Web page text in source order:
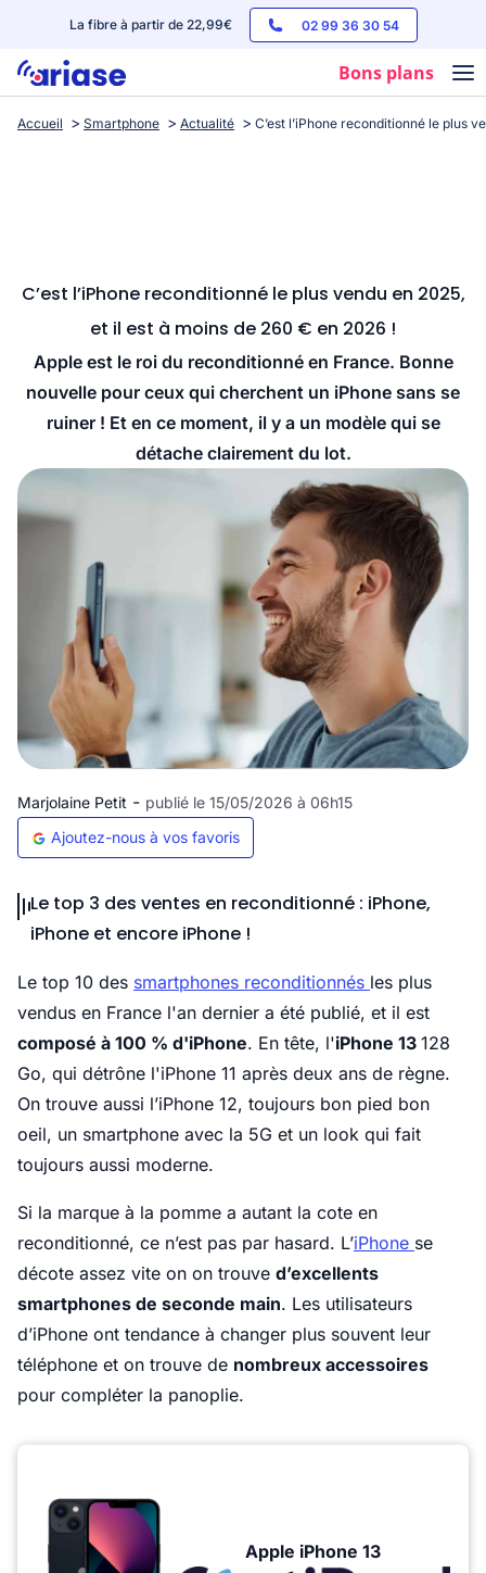
La fibre à partir de 22,99€ 02 99 36 30 54
Bons plans
Box internet
Streaming
Accueil Smartphone Actualité C’est l’iPhone reconditionné le plus
C’est l’iPhone reconditionné le plus vendu en 2025,
et il est à moins de 260 € en 2026 !
Apple est le roi du reconditionné en France. Bonne
nouvelle pour ceux qui cherchent un iPhone sans se
ruiner ! Et en ce moment, il y a un modèle qui se
détache clairement du lot.
Marjolaine Petit - publié le 15/05/2026 à 06h15
Ajoutez-nous à vos favoris
Le top 3 des ventes en reconditionné : iPhone,
iPhone et encore iPhone !
Le top 10 des smartphones reconditionnés les plus
vendus en France l'an dernier a été publié, et il est
composé à 100 % d'iPhone. En tête, l'iPhone 13 128
Go, qui détrône l'iPhone 11 après deux ans de règne.
On trouve aussi l’iPhone 12, toujours bon pied bon
oeil, un smartphone avec la 5G et un look qui fait
toujours aussi moderne.
Si la marque à la pomme a autant la cote en
reconditionné, ce n’est pas par hasard. L’iPhone se
décote assez vite on on trouve d’excellents
smartphones de seconde main. Les utilisateurs
d’iPhone ont tendance à changer plus souvent leur
téléphone et on trouve de nombreux accessoires
pour compléter la panoplie.
Apple iPhone 13